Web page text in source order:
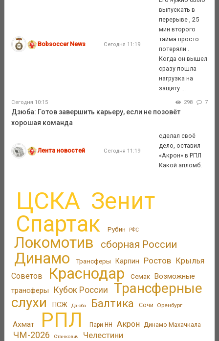
Bobsoccer News Сегодня 11:19
выпускать в
перерыве , 25
мин второго
тайма просто
потеряли .
Когда он вышел
сразу пошла
нагрузка на
защиту ...
Сегодня 10:15 298 7
Дзюба: Готов завершить карьеру, если не позовёт
хорошая команда
Лента новостей Сегодня 11:19
сделал своё
дело, оставил
«Акрон» в РПЛ
Какой апломб.
ЦСКА Зенит
Спартак Рубин РФС
Локомотив сборная России
Динамо Трансферы Карпин Ростов Крылья
Советов
Краснодар Семак Возможные
трансферы
Кубок России
Трансферные
слухи
ПСЖ Дзюба Балтика Сочи Оренбург
Ахмат РПЛ Пари НН Акрон Динамо Махачкала
ЧМ-2026 Станкович Челестини